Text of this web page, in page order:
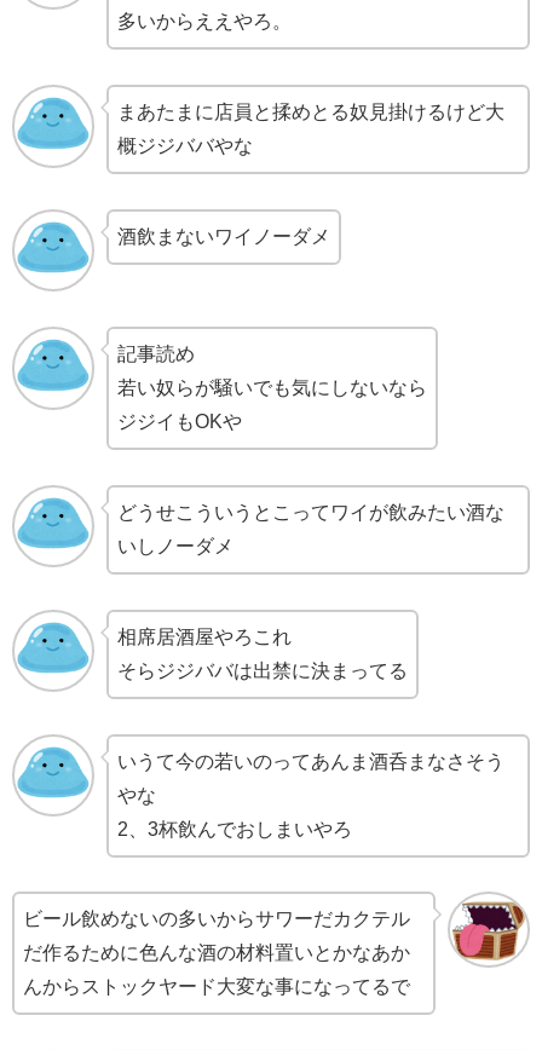
多いからええやろ。
まあたまに店員と揉めとる奴見掛けるけど大
概ジジババやな
酒飲まないワイノーダメ
記事読め
若い奴らが騒いでも気にしないなら
ジジイもOKや
どうせこういうとこってワイが飲みたい酒な
いしノーダメ
相席居酒屋やろこれ
そらジジババは出禁に決まってる
いうて今の若いのってあんま酒呑まなさそう
やな
2、3杯飲んでおしまいやろ
ビール飲めないの多いからサワーだカクテル
だ作るために色んな酒の材料置いとかなあか
んからストックヤード大変な事になってるで